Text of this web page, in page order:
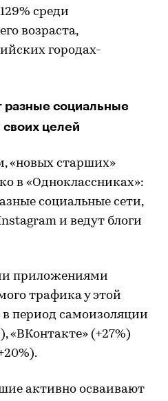
среди
возраста,
городах-
разные социальные
целей
«новых старших»
в «Одноклассниках»:
социальные сети,
и ведут блоги
приложениями
трафика у этой
в период самоизоляции
«ВКонтакте» (+27%)
активно осваивают